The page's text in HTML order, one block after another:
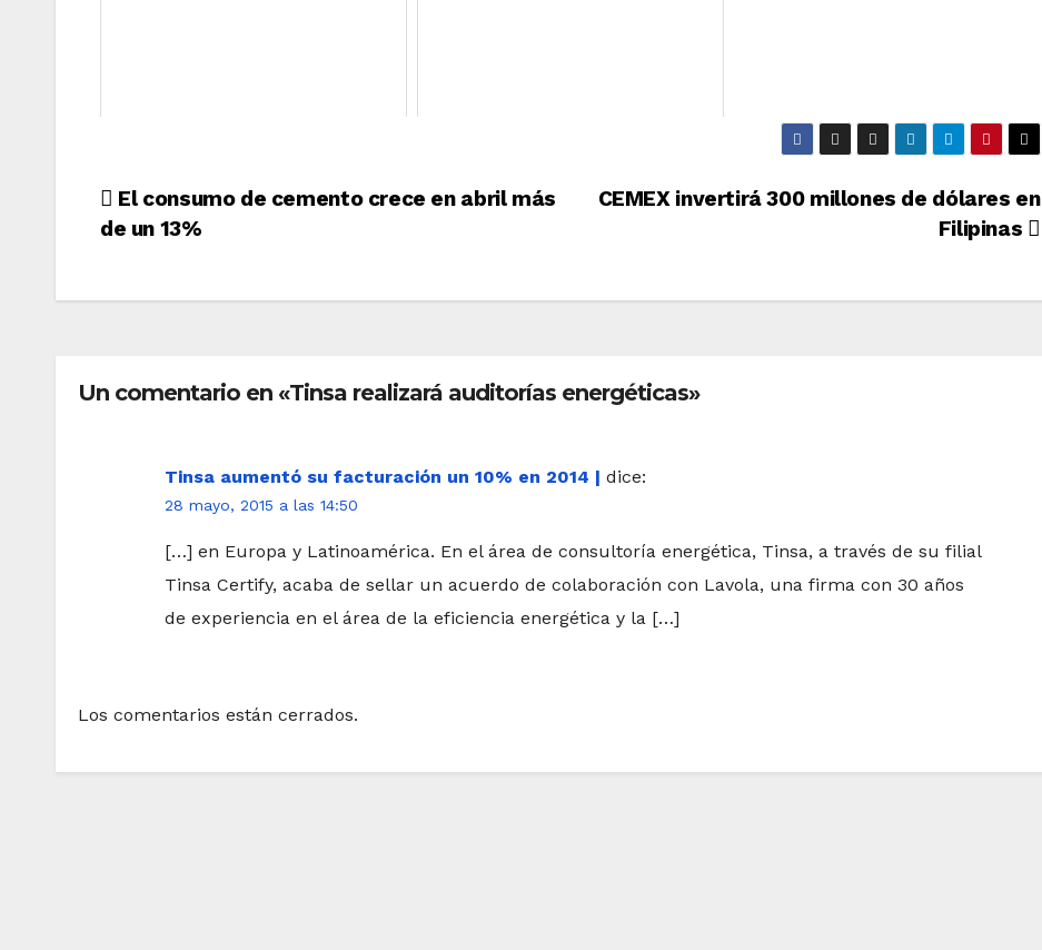
Navegación
entradas
CEMEX invertirá 300 millones de dólares en
Filipinas
El consumo de cemento crece en abril más
de un 13%
Un comentario en «Tinsa realizará auditorías energéticas»
Tinsa aumentó su facturación un 10% en 2014 | dice:
28 mayo, 2015 a las 14:50
[…] en Europa y Latinoamérica. En el área de consultoría energética, Tinsa, a través de su filial
Tinsa Certify, acaba de sellar un acuerdo de colaboración con Lavola, una firma con 30 años
de experiencia en el área de la eficiencia energética y la […]
Los comentarios están cerrados.